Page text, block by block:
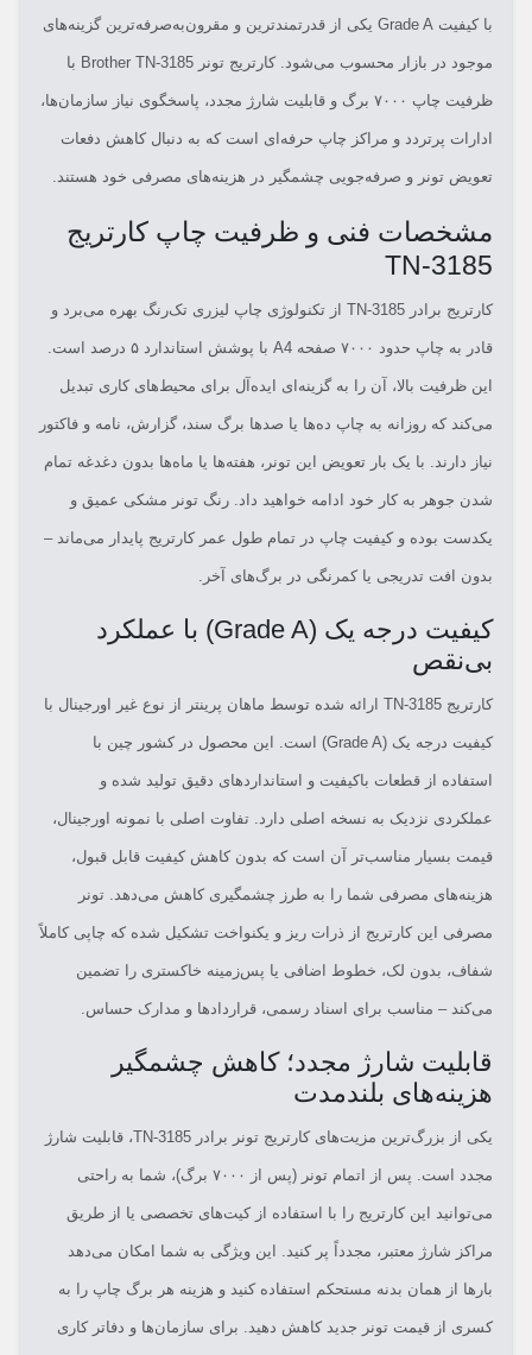
با کیفیت Grade A یکی از قدرتمندترین و مقرون‌به‌صرفه‌ترین گزینه‌های
موجود در بازار محسوب می‌شود. کارتریج تونر Brother TN-3185 با
ظرفیت چاپ ۷۰۰۰ برگ و قابلیت شارژ مجدد، پاسخگوی نیاز سازمان‌ها،
ادارات پرتردد و مراکز چاپ حرفه‌ای است که به دنبال کاهش دفعات
تعویض تونر و صرفه‌جویی چشمگیر در هزینه‌های مصرفی خود هستند.
مشخصات فنی و ظرفیت چاپ کارتریج
TN-3185
کارتریج برادر TN-3185 از تکنولوژی چاپ لیزری تک‌رنگ بهره می‌برد و
قادر به چاپ حدود ۷۰۰۰ صفحه A4 با پوشش استاندارد ۵ درصد است.
این ظرفیت بالا، آن را به گزینه‌ای ایده‌آل برای محیط‌های کاری تبدیل
می‌کند که روزانه به چاپ ده‌ها یا صدها برگ سند، گزارش، نامه و فاکتور
نیاز دارند. با یک بار تعویض این تونر، هفته‌ها یا ماه‌ها بدون دغدغه تمام
شدن جوهر به کار خود ادامه خواهید داد. رنگ تونر مشکی عمیق و
یکدست بوده و کیفیت چاپ در تمام طول عمر کارتریج پایدار می‌ماند –
بدون افت تدریجی یا کمرنگی در برگ‌های آخر.
کیفیت درجه یک (Grade A) با عملکرد
بی‌نقص
کارتریج TN-3185 ارائه شده توسط ماهان پرینتر از نوع غیر اورجینال با
کیفیت درجه یک (Grade A) است. این محصول در کشور چین با
استفاده از قطعات باکیفیت و استانداردهای دقیق تولید شده و
عملکردی نزدیک به نسخه اصلی دارد. تفاوت اصلی با نمونه اورجینال،
قیمت بسیار مناسب‌تر آن است که بدون کاهش کیفیت قابل قبول،
هزینه‌های مصرفی شما را به طرز چشمگیری کاهش می‌دهد. تونر
مصرفی این کارتریج از ذرات ریز و یکنواخت تشکیل شده که چاپی کاملاً
شفاف، بدون لک، خطوط اضافی یا پس‌زمینه خاکستری را تضمین
می‌کند – مناسب برای اسناد رسمی، قراردادها و مدارک حساس.
قابلیت شارژ مجدد؛ کاهش چشمگیر
هزینه‌های بلندمدت
یکی از بزرگ‌ترین مزیت‌های کارتریج تونر برادر TN-3185، قابلیت شارژ
مجدد است. پس از اتمام تونر (پس از ۷۰۰۰ برگ)، شما به راحتی
می‌توانید این کارتریج را با استفاده از کیت‌های تخصصی یا از طریق
مراکز شارژ معتبر، مجدداً پر کنید. این ویژگی به شما امکان می‌دهد
بارها از همان بدنه مستحکم استفاده کنید و هزینه هر برگ چاپ را به
کسری از قیمت تونر جدید کاهش دهید. برای سازمان‌ها و دفاتر کاری